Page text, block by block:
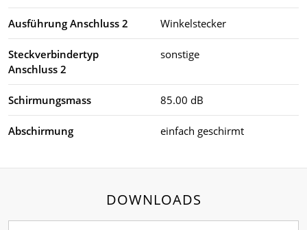
Ausführung Anschluss 2 Winkelstecker
Steckverbindertyp
Anschluss 2
sonstige
Schirmungsmass 85.00 dB
Abschirmung einfach geschirmt
DOWNLOADS